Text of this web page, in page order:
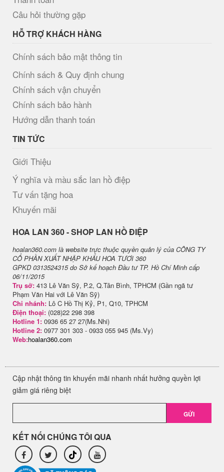
Câu hỏi thường gặp
HỖ TRỢ KHÁCH HÀNG
Chính sách bảo mật thông tin
Chính sách & Quy định chung
Chính sách vận chuyển
Chính sách bảo hành
Hướng dẫn thanh toán
TIN TỨC
Giới Thiệu
Ý nghĩa và màu sắc lan hồ điệp
Tư vấn tặng hoa
Khuyến mãi
H​OA LAN 360 - SHOP LAN HỒ ĐIỆP
hoalan360.com là website trực thuộc quyền quản lý của CÔNG TY
CỔ PHẦN XUẤT NHẬP KHẨU HOA TƯƠI 360
GPKD 0313524315 do Sở kế hoạch Đầu tư TP. Hồ Chí Minh cấp
06/11/2015
Trụ sở: 413 Lê Văn Sỹ, P.2, Q.Tân Bình, TPHCM (Gần ngã tư
Phạm Văn Hai với Lê Văn Sỹ)
Chi nhánh: Lô C Hồ Thị Kỷ, P1, Q10, TPHCM
Điện thoại: (028)22 298 398
Hotline 1: 0936 65 27 27(Ms.Nhi)
Hotline 2: 0977 301 303 - 0933 055 945 (Ms.Vy)
Web:hoalan360.com
Cập nhật thông tin khuyến mãi nhanh nhất hưởng quyền lợi
giảm giá riêng biệt
GỬI
KẾT NỐI CHÚNG TÔI QUA